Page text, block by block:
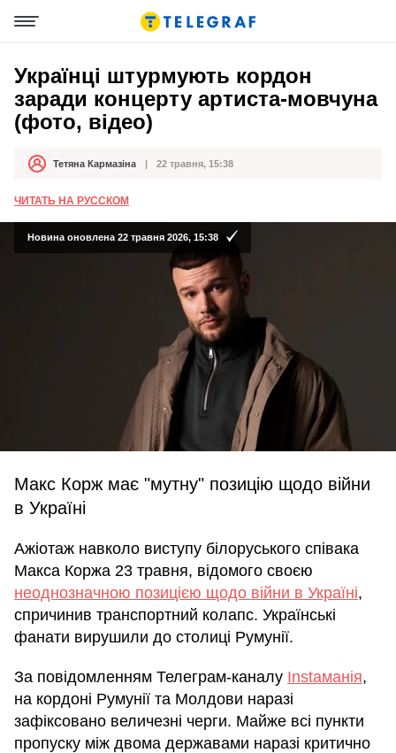
Українці штурмують кордон
заради концерту артиста-мовчуна
(фото, відео)
АвторТетяна Кармазіна
Дата публікації 22 травня, 15:38
ЧИТАТЬ НА РУССКОМ
Новина оновлена 22 травня 2026, 15:38
Макс Корж має "мутну" позицію щодо війни
в Україні
Ажіотаж навколо виступу білоруського співака
Макса Коржа 23 травня, відомого своєю
неоднозначною позицією щодо війни в Україні,
спричинив транспортний колапс. Українські
фанати вирушили до столиці Румунії.
За повідомленням Телеграм-каналу Іnstaманія,
на кордоні Румунії та Молдови наразі
зафіксовано величезні черги. Майже всі пункти
пропуску між двома державами наразі критично